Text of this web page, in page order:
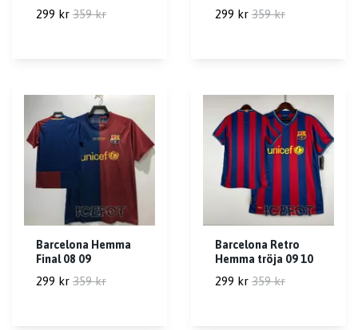
299 kr 359 kr 299 kr 359 kr
Barcelona Hemma
Final 08 09
299 kr 359 kr
Barcelona Retro
Hemma tröja 09 10
299 kr 359 kr